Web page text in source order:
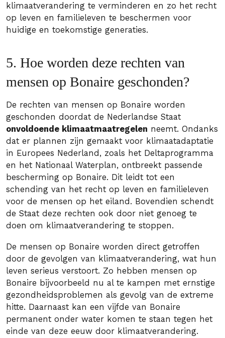
klimaatverandering te verminderen en zo het recht
op leven en familieleven te beschermen voor
huidige en toekomstige generaties.
5. Hoe worden deze rechten van
mensen op Bonaire geschonden?
De rechten van mensen op Bonaire worden
geschonden doordat de Nederlandse Staat
onvoldoende klimaatmaatregelen neemt. Ondanks
dat er plannen zijn gemaakt voor klimaatadaptatie
in Europees Nederland, zoals het Deltaprogramma
en het Nationaal Waterplan, ontbreekt passende
bescherming op Bonaire. Dit leidt tot een
schending van het recht op leven en familieleven
voor de mensen op het eiland. Bovendien schendt
de Staat deze rechten ook door niet genoeg te
doen om klimaatverandering te stoppen.
De mensen op Bonaire worden direct getroffen
door de gevolgen van klimaatverandering, wat hun
leven serieus verstoort. Zo hebben mensen op
Bonaire bijvoorbeeld nu al te kampen met ernstige
gezondheidsproblemen als gevolg van de extreme
hitte. Daarnaast kan een vijfde van Bonaire
permanent onder water komen te staan tegen het
einde van deze eeuw door klimaatverandering.